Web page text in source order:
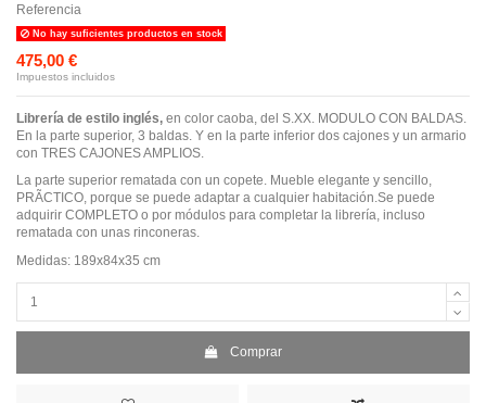
Referencia
No hay suficientes productos en stock
475,00 €
Impuestos incluidos
Librería de estilo inglés, en color caoba, del S.XX. MODULO CON BALDAS.
En la parte superior, 3 baldas. Y en la parte inferior dos cajones y un armario
con TRES CAJONES AMPLIOS.
La parte superior rematada con un copete. Mueble elegante y sencillo,
PRÃCTICO, porque se puede adaptar a cualquier habitación.Se puede
adquirir COMPLETO o por módulos para completar la librería, incluso
rematada con unas rinconeras.
Medidas: 189x84x35 cm
Comprar